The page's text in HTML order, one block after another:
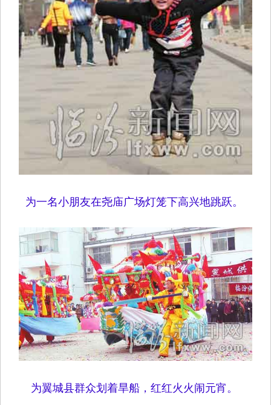
为一名小朋友在尧庙广场灯笼下高兴地跳跃。
为翼城县群众划着旱船，红红火火闹元宵。